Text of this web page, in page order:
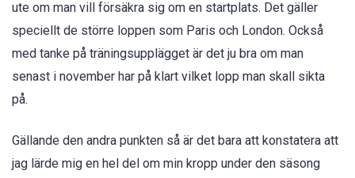
ute om man vill försäkra sig om en startplats. Det gäller
speciellt de större loppen som Paris och London. Också
med tanke på träningsupplägget är det ju bra om man
senast i november har på klart vilket lopp man skall sikta
på.
Gällande den andra punkten så är det bara att konstatera att
jag lärde mig en hel del om min kropp under den säsong